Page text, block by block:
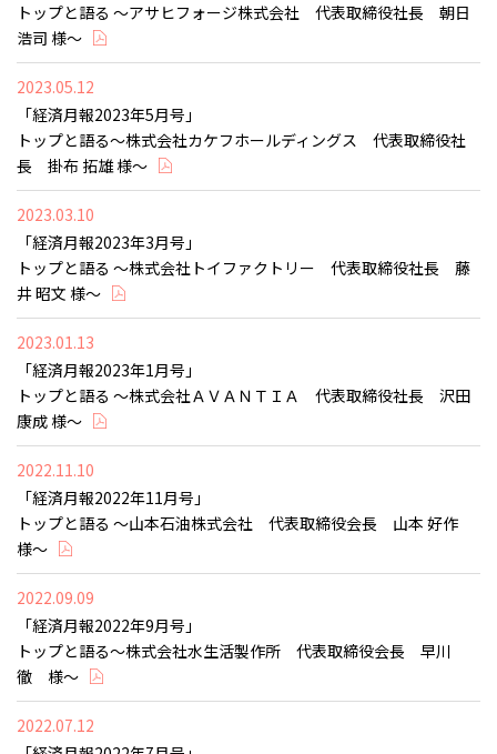
トップと語る ～アサヒフォージ株式会社 代表取締役社長 朝日
浩司 様～
2023.05.12
「経済月報2023年5月号」
トップと語る～株式会社カケフホールディングス 代表取締役社
長 掛布 拓雄 様～
2023.03.10
「経済月報2023年3月号」
トップと語る ～株式会社トイファクトリー 代表取締役社長 藤
井 昭文 様～
2023.01.13
「経済月報2023年1月号」
トップと語る ～株式会社ＡＶＡＮＴＩＡ 代表取締役社長 沢田
康成 様～
2022.11.10
「経済月報2022年11月号」
トップと語る ～山本石油株式会社 代表取締役会長 山本 好作
様～
2022.09.09
「経済月報2022年9月号」
トップと語る～株式会社水生活製作所 代表取締役会長 早川
徹 様～
2022.07.12